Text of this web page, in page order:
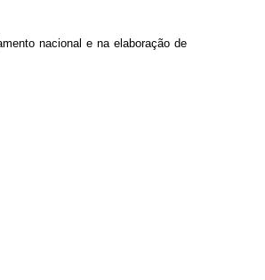
nacional e na elaboração de